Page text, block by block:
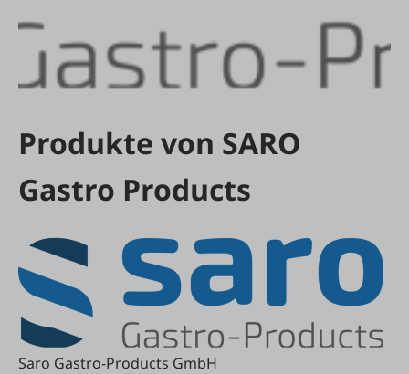
Produkte von SARO
Gastro Products
Saro Gastro-Products GmbH